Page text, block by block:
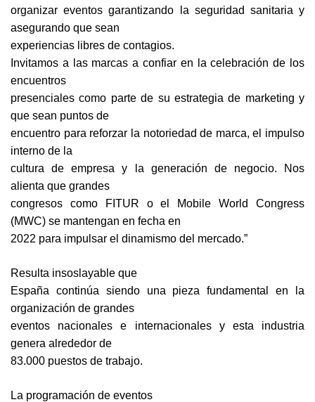
organizar eventos garantizando la seguridad sanitaria y
asegurando que sean
experiencias libres de contagios.
Invitamos a las marcas a confiar en la celebración de los
encuentros
presenciales como parte de su estrategia de marketing y
que sean puntos de
encuentro para reforzar la notoriedad de marca, el impulso
interno de la
cultura de empresa y la generación de negocio. Nos
alienta que grandes
congresos como FITUR o el Mobile World Congress
(MWC) se mantengan en fecha en
2022 para impulsar el dinamismo del mercado.”
Resulta insoslayable que
España continúa siendo una pieza fundamental en la
organización de grandes
eventos nacionales e internacionales y esta industria
genera alrededor de
83.000 puestos de trabajo.
La programación de eventos